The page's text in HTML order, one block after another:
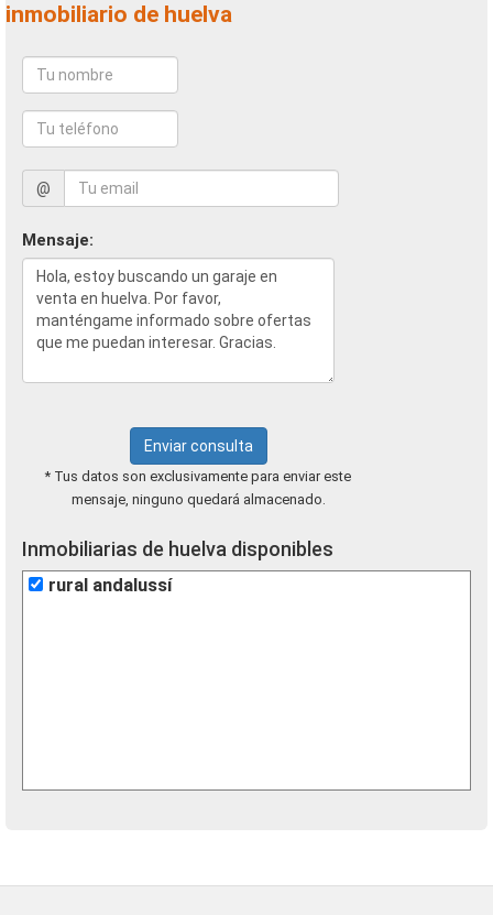
inmobiliario de huelva
@
Mensaje:
Enviar consulta
* Tus datos son exclusivamente para enviar este
mensaje, ninguno quedará almacenado.
Inmobiliarias de huelva disponibles
rural andalussí